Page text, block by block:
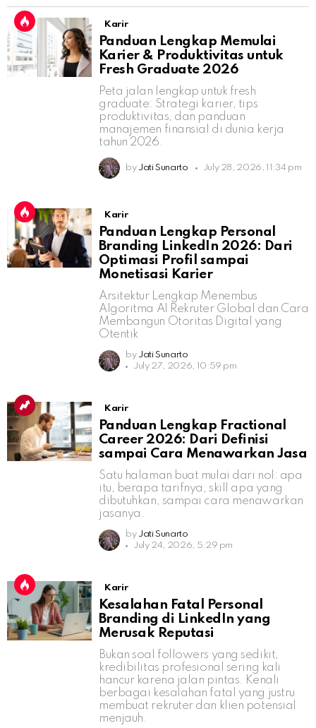
Karir
Panduan Lengkap Memulai
Karier & Produktivitas untuk
Fresh Graduate 2026
Peta jalan lengkap untuk fresh
graduate: Strategi karier, tips
produktivitas, dan panduan
manajemen finansial di dunia kerja
tahun 2026.
by Jati Sunarto July 28, 2026, 11:34 pm
Karir
Panduan Lengkap Personal
Branding LinkedIn 2026: Dari
Optimasi Profil sampai
Monetisasi Karier
Arsitektur Lengkap Menembus
Algoritma AI Rekruter Global dan Cara
Membangun Otoritas Digital yang
Otentik
by Jati Sunarto
July 27, 2026, 10:59 pm
Karir
Panduan Lengkap Fractional
Career 2026: Dari Definisi
sampai Cara Menawarkan Jasa
Satu halaman buat mulai dari nol: apa
itu, berapa tarifnya, skill apa yang
dibutuhkan, sampai cara menawarkan
jasanya.
by Jati Sunarto
July 24, 2026, 5:29 pm
Karir
Kesalahan Fatal Personal
Branding di LinkedIn yang
Merusak Reputasi
Bukan soal followers yang sedikit,
kredibilitas profesional sering kali
hancur karena jalan pintas. Kenali
berbagai kesalahan fatal yang justru
membuat rekruter dan klien potensial
menjauh.